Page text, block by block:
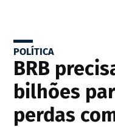
POLÍTICA
BRB
bilhões
perdas